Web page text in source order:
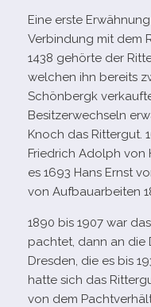
Eine erste
Verbindung mit dem
1438 gehörte der
wel­chen ihn bereits
Schönbergk
Besitzerwechseln
Knoch das Rittergut.
Friedrich Adolph von
es 1693 Hans Ernst
von Aufbauarbeiten
1890 bis 1907 war
pach­tet, dann an die
Dresden, die es bis
hatte sich das
von dem